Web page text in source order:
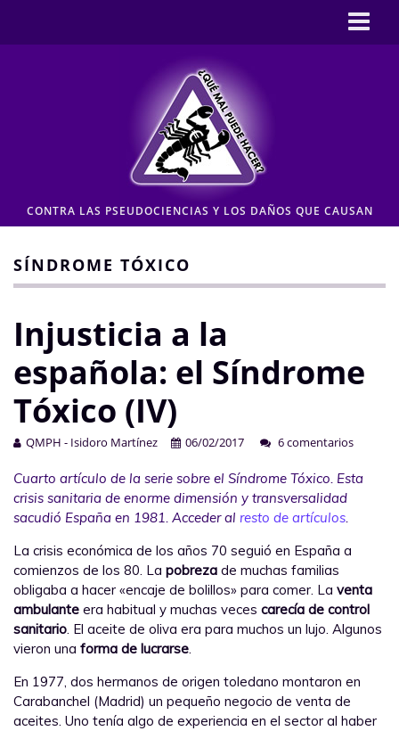
Pseudociencia en medios
Pseudociencia institucional
CONTACTO
Moderación de comentarios
Aviso legal y Política de privacidad
CONTRA LAS PSEUDOCIENCIAS Y LOS DAÑOS QUE CAUSAN
SÍNDROME TÓXICO
Injusticia a la
española: el Síndrome
Tóxico (IV)
QMPH - Isidoro Martínez 06/02/2017 6 comentarios
Cuarto artículo de la serie sobre el Síndrome Tóxico. Esta
crisis sanitaria de enorme dimensión y transversalidad
sacudió España en 1981. Acceder al resto de artículos.
La crisis económica de los años 70 seguió en España a
comienzos de los 80. La pobreza de muchas familias
obligaba a hacer «encaje de bolillos» para comer. La venta
ambulante era habitual y muchas veces carecía de control
sanitario. El aceite de oliva era para muchos un lujo. Algunos
vieron una forma de lucrarse.
En 1977, dos hermanos de origen toledano montaron en
Carabanchel (Madrid) un pequeño negocio de venta de
aceites. Uno tenía algo de experiencia en el sector al haber